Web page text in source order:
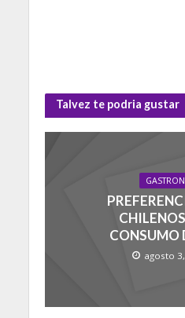
Talvez te podria gustar
CONSUMO
agosto